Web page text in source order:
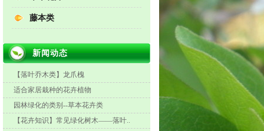
藤本类
新闻动态
【落叶乔木类】龙爪槐
适合家居栽种的花卉植物
园林绿化的类别--草本花卉类
【花卉知识】常见绿化树木——落叶..